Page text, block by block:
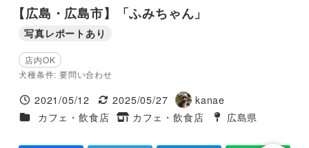
【広島・広島市】「ふみちゃん」
写真レポートあり
店内OK
犬種条件: 要問い合わせ
投稿日
2021/05/12
更新日
2025/05/27
著
者
kanae
施設ジャンル
カフェ・飲食店
タグ
カフェ・飲食店
タグ
広島県